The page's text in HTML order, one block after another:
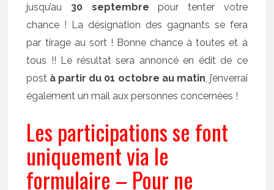
jusqu’au 30 septembrepour tenter votre
chance ! La désignation des gagnants se fera
par tirage au sort ! Bonne chance à toutes et à
tous !! Le résultat sera annoncé en édit de ce
post à partir du 01 octobre au matin, j’enverrai
également un mail aux personnes concernées !
Les participations se font
uniquement via le
formulaire – Pour ne